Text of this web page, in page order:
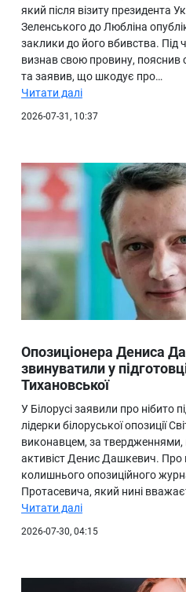
який після візиту президента
Зеленського до Любліна
заклики до його вбивства. Під
визнав свою провину, пояснив
та заявив, що шкодує про…
Читати далі
2026-07-31, 10:37
Опозиціонера Дениса
звинуватили у
Тихановської
У Білорусі заявили про нібито
лідерки білоруської опозиції
виконавцем, за твердженнями,
активіст Денис Дашкевич. Про
колишнього опозиційного
Протасевича, який нині
Читати далі
2026-07-30, 04:15